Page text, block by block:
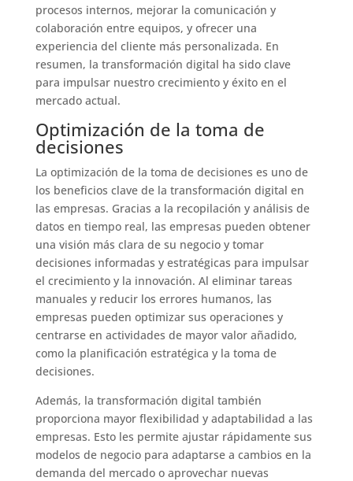
procesos internos, mejorar la comunicación y
colaboración entre equipos, y ofrecer una
experiencia del cliente más personalizada. En
resumen, la transformación digital ha sido clave
para impulsar nuestro crecimiento y éxito en el
mercado actual.
Optimización de la toma de
decisiones
La optimización de la toma de decisiones es uno de
los beneficios clave de la transformación digital en
las empresas. Gracias a la recopilación y análisis de
datos en tiempo real, las empresas pueden obtener
una visión más clara de su negocio y tomar
decisiones informadas y estratégicas para impulsar
el crecimiento y la innovación. Al eliminar tareas
manuales y reducir los errores humanos, las
empresas pueden optimizar sus operaciones y
centrarse en actividades de mayor valor añadido,
como la planificación estratégica y la toma de
decisiones.
Además, la transformación digital también
proporciona mayor flexibilidad y adaptabilidad a las
empresas. Esto les permite ajustar rápidamente sus
modelos de negocio para adaptarse a cambios en la
demanda del mercado o aprovechar nuevas